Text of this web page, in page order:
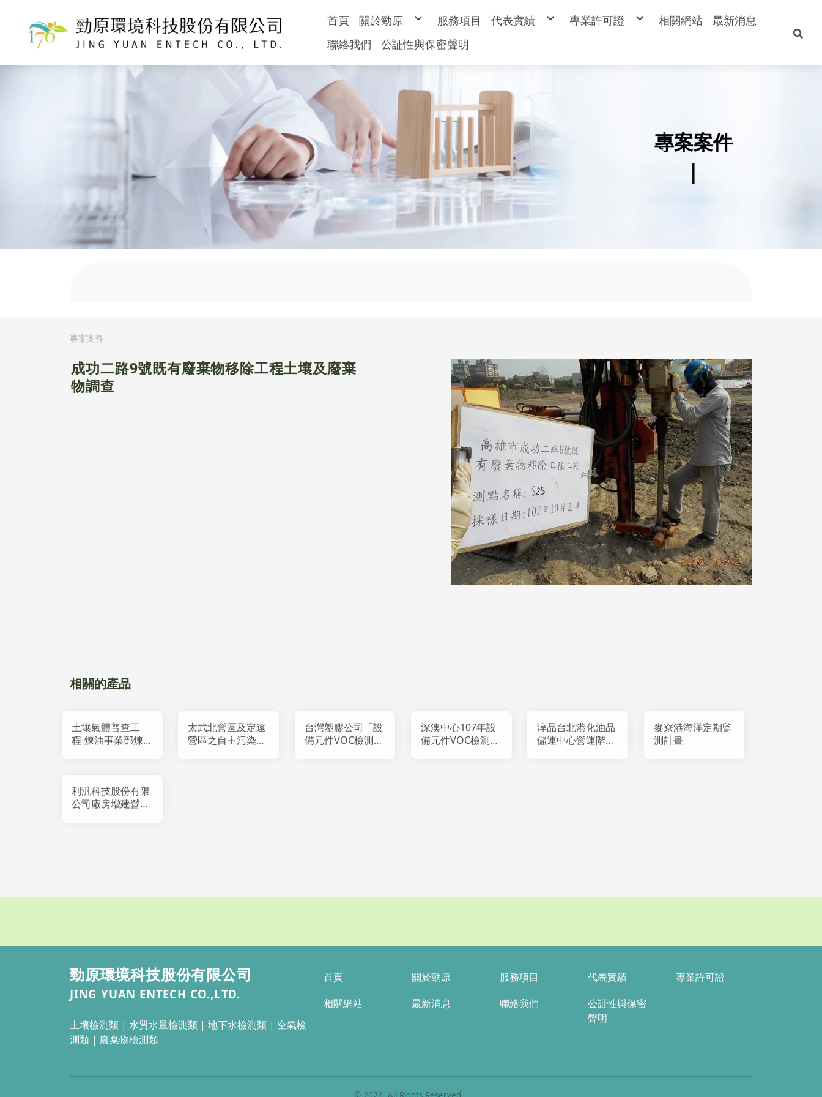
首頁 關於勁原
經營理念
硬體設備
服務項目 代表實績 專業許可證 相關網站
最新消息
聯絡我們
公証性與保密聲明
專案案件
|
成功二路9號既有廢棄物移除工程土壤及廢棄
物調查
相關的產品
土壤氣體普查工
程-煉油事業部煉
太武北營區及定遠
營區之自主污染潛
台灣塑膠公司「設
備元件VOC檢測預
深澳中心107年設
備元件VOC檢測及
淳品台北港化油品
儲運中心營運階段
麥寮港海洋定期監
測計畫
利汎科技股份有限
公司廠房增建營運
專案案件
勁原環境科技股份有限公司
JING YUAN ENTECH CO.,LTD.
土壤檢測類 | 水質水量檢測類 | 地下水檢測類 | 空氣檢
測類 | 廢棄物檢測類
首頁 關於勁原 服務項目 代表實績
專業許可證
相關網站
最新消息 聯絡我們
公証性與保密
聲明